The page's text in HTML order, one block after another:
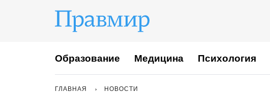
Образование Медицина Психология
ГЛАВНАЯ НОВОСТИ